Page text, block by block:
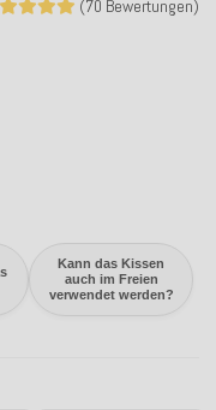
Kann das Kissen
auch im Freien
verwendet werden?
(70 Bewertungen)